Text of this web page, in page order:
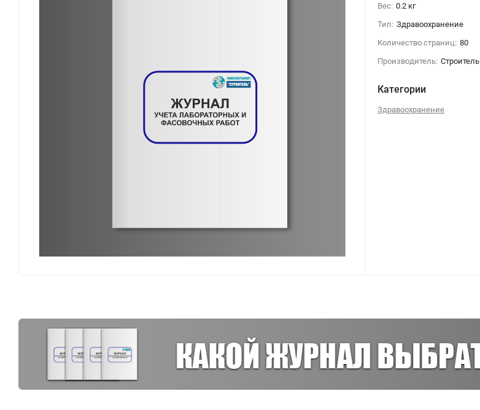
Вес: 0.2 кг
Тип: Здравоохранение
Количество страниц: 80
Производитель: Строитель
Категории
Здравоохранение